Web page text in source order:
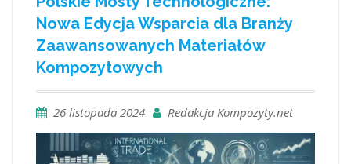
Nowa Edycja Wsparcia dla Branży
Zaawansowanych Materiałów
Kompozytowych
26 listopada 2024 Redakcja Kompozyty.net